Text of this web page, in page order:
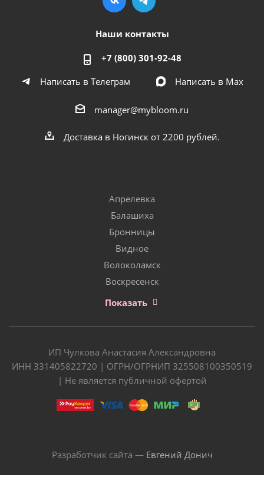
Наши контакты
+7 (800) 301-92-48
Написать в Телеграм
Написать в Мах
manager@mybloom.ru
Доставка в Ногинск от 2200 рублей.
Апрелевка
Балашиха
Бронницы
Видное
Волоколамск
Воскресенск
Показать
ИП Чулкова Анастасия Александровна
ИНН 331405822720 | ОГРН/ОГРНИП 325508100350519
| Не является публичной офертой
Разработчик сайта — Евгений Донич